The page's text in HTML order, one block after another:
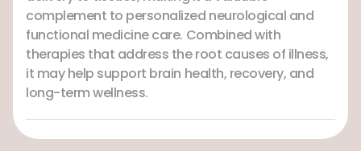
complement to personalized neurological and
functional medicine care. Combined with
therapies that address the root causes of illness,
it may help support brain health, recovery, and
long-term wellness.